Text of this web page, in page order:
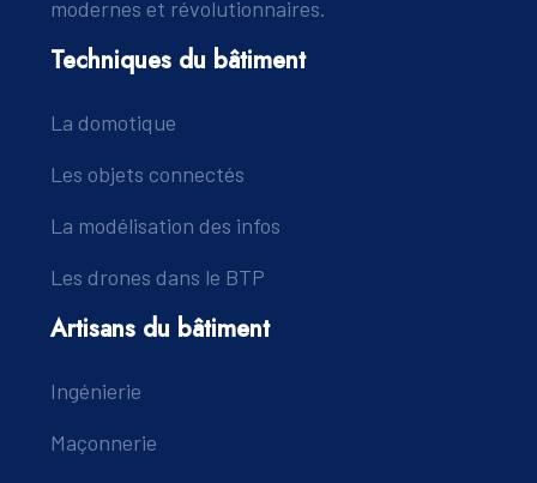
modernes et révolutionnaires.
Techniques du bâtiment
La domotique
Les objets connectés
La modélisation des infos
Les drones dans le BTP
Artisans du bâtiment
Ingénierie
Maçonnerie